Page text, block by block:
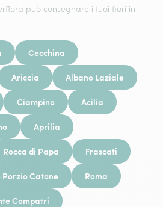
può consegnare i tuoi fiori in
Cecchina
Ariccia Albano Laziale
Ciampino Acilia
Aprilia
Rocca di Papa Frascati
Catone Roma
Compatri